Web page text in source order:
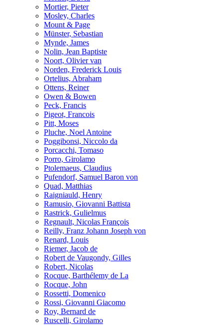
Mortier, Pieter
Mosley, Charles
Mount & Page
Münster, Sebastian
Mynde, James
Nolin, Jean Baptiste
Noort, Olivier van
Norden, Frederick Louis
Ortelius, Abraham
Ottens, Reiner
Owen & Bowen
Peck, Francis
Pigeot, Francois
Pitt, Moses
Pluche, Noel Antoine
Poggibonsi, Niccolo da
Porcacchi, Tomaso
Porro, Girolamo
Ptolemaeus, Claudius
Pufendorf, Samuel Baron von
Quad, Matthias
Raigniauld, Henry
Ramusio, Giovanni Battista
Rastrick, Gulielmus
Regnault, Nicolas François
Reilly, Franz Johann Joseph von
Renard, Louis
Riemer, Jacob de
Robert de Vaugondy, Gilles
Robert, Nicolas
Rocque, Barthélemy de La
Rocque, John
Rossetti, Domenico
Rossi, Giovanni Giacomo
Roy, Bernard de
Ruscelli, Girolamo